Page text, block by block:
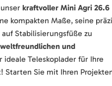
kraftvoller Mini Agri 26.6
kompakten Maße, seine
Stabilisierungsfüße zu
und
ideale Teleskoplader für Ihre
Starten Sie mit Ihren